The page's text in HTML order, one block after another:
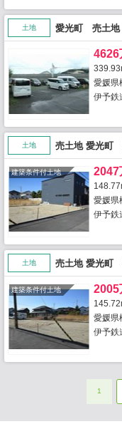
土地 愛光町 売土地
4626
愛媛県
伊予鉄
土地 売土地 愛光町
建築条件付土地 2047
愛媛県
伊予鉄
土地 売土地 愛光町
建築条件付土地 2005
愛媛県
伊予鉄
1